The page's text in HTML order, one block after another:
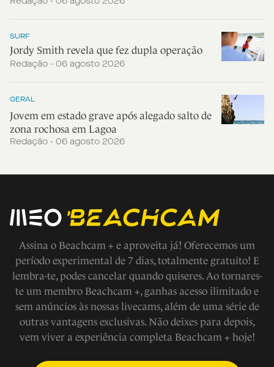
SURF
Jordy Smith revela que fez dupla operação
Redação - 06 agosto 2026
GERAL
Jovem em estado grave após alegado salto de
zona rochosa em Lagoa
Redação - 06 agosto 2026
Assina o Beachcam + e aproveita já! Oferecemos um
período experimental de 7 dias, totalmente gratuito! E
lembra-te, podes cancelar quando quiseres. Ao tornares-
te um membro Beachcam +, ganhas acesso ilimitado e
sem anúncios às nossas livecams, além de uma série de
outras vantagens exclusivas. Não deixes para depois,
vem viver a experiência completa Beachcam + hoje!